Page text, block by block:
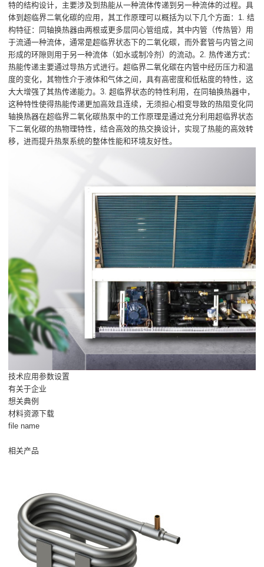
特的结构设计，主要涉及到热能从一种流体传递到另一种流体的过程。具
体到超临界二氧化碳的应用，其工作原理可以概括为以下几个方面：1. 结
构特征：同轴换热器由两根或更多层同心管组成，其中内管（传热管）用
于流通一种流体，通常是超临界状态下的二氧化碳，而外套管与内管之间
形成的环隙则用于另一种流体（如水或制冷剂）的流动。2. 热传递方式：
热能传递主要通过导热方式进行。超临界二氧化碳在内管中经历压力和温
度的变化，其物性介于液体和气体之间，具有高密度和低粘度的特性，这
大大增强了其热传递能力。3. 超临界状态的特性利用，在同轴换热器中，
这种特性使得热能传递更加高效且连续，无须担心相变导致的热阻变化同
轴换热器在超临界二氧化碳热泵中的工作原理是通过充分利用超临界状态
下二氧化碳的热物理特性，结合高效的热交换设计，实现了热能的高效转
移，进而提升热泵系统的整体性能和环境友好性。
技术应用参数设置
有关于企业
想关典例
材料资源下载
file name
相关产品